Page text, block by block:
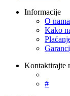
Informacije
O nama
Kako
Kontaktirajte
#